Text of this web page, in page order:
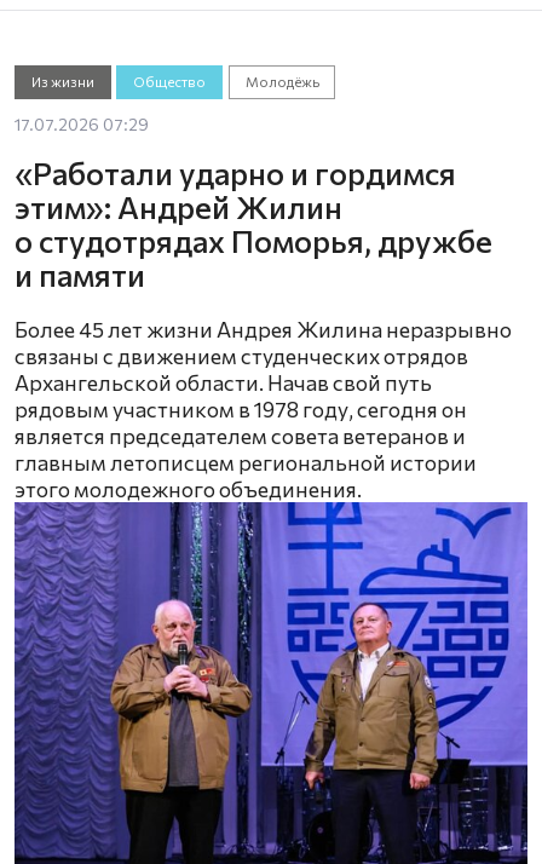
Из жизни Общество Молодёжь
17.07.2026 07:29
«Работали ударно и гордимся
этим»: Андрей Жилин
о студотрядах Поморья, дружбе
и памяти
Более 45 лет жизни Андрея Жилина неразрывно
связаны с движением студенческих отрядов
Архангельской области. Начав свой путь
рядовым участником в 1978 году, сегодня он
является председателем совета ветеранов и
главным летописцем региональной истории
этого молодежного объединения.